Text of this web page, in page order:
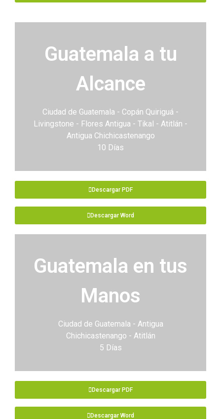
Guatemala a tu
Alcance
Ciudad de Guatemala - Copán Quiriguá -
Livingstone - Flores Antigua - Tikal - Atitlán -
Antigua Chichicastenango
10 Días
Descargar PDF
Descargar Word
Guatemala en tus
Manos
Ciudad de Guatemala - Antigua
Chichicastenango - Atitlán
5 Días
Descargar PDF
Descargar Word